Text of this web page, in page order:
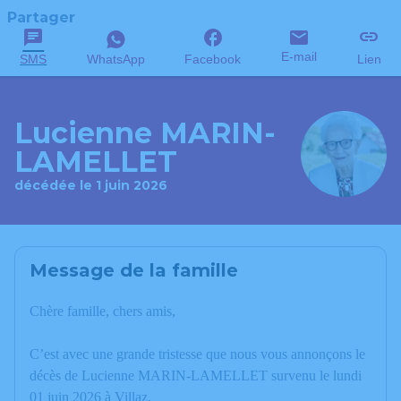
Partager
SMS WhatsApp Facebook E-mail Lien
Lucienne MARIN-
LAMELLET
décédée le 1 juin 2026
Message de la famille
Chère famille, chers amis,
C’est avec une grande tristesse que nous vous annonçons le
décès de Lucienne MARIN-LAMELLET survenu le lundi
01 juin 2026 à Villaz.